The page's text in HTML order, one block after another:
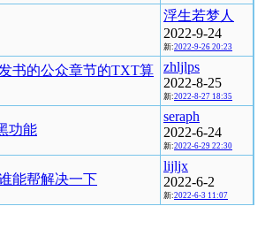
浮生若梦人
2022-9-24
新:2022-9-26 20:23
书的公众章节的TXT算
zhljlps
2022-8-25
新:2022-8-27 18:35
功能
seraph
2022-6-24
新:2022-6-29 22:30
能帮解决一下
lijljx
2022-6-2
新:2022-6-3 11:07